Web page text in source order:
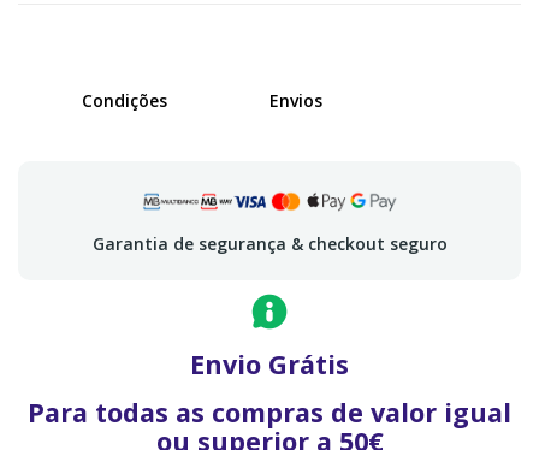
Condições Envios
Garantia de segurança & checkout seguro
Envio Grátis
Para todas as compras de valor igual
ou superior a 50€